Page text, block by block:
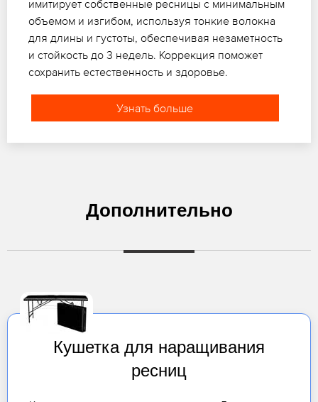
имитирует собственные ресницы с минимальным
объемом и изгибом, используя тонкие волокна
для длины и густоты, обеспечивая незаметность
и стойкость до 3 недель. Коррекция поможет
сохранить естественность и здоровье.
Узнать больше
Дополнительно
Кушетка для наращивания
ресниц